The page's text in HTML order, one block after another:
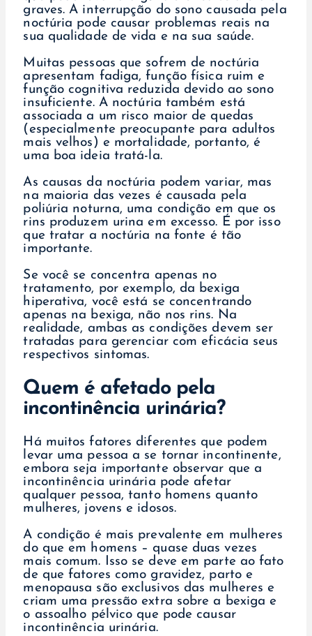
graves. A interrupção do sono causada pela
noctúria pode causar problemas reais na
sua qualidade de vida e na sua saúde.
Muitas pessoas que sofrem de noctúria
apresentam fadiga, função física ruim e
função cognitiva reduzida devido ao sono
insuficiente. A noctúria também está
associada a um risco maior de quedas
(especialmente preocupante para adultos
mais velhos) e mortalidade, portanto, é
uma boa ideia tratá-la.
As causas da noctúria podem variar, mas
na maioria das vezes é causada pela
poliúria noturna, uma condição em que os
rins produzem urina em excesso. É por isso
que tratar a noctúria na fonte é tão
importante.
Se você se concentra apenas no
tratamento, por exemplo, da bexiga
hiperativa, você está se concentrando
apenas na bexiga, não nos rins. Na
realidade, ambas as condições devem ser
tratadas para gerenciar com eficácia seus
respectivos sintomas.
Quem é afetado pela
incontinência urinária?
Há muitos fatores diferentes que podem
levar uma pessoa a se tornar incontinente,
embora seja importante observar que a
incontinência urinária pode afetar
qualquer pessoa, tanto homens quanto
mulheres, jovens e idosos.
A condição é mais prevalente em mulheres
do que em homens – quase duas vezes
mais comum. Isso se deve em parte ao fato
de que fatores como gravidez, parto e
menopausa são exclusivos das mulheres e
criam uma pressão extra sobre a bexiga e
o assoalho pélvico que pode causar
incontinência urinária.